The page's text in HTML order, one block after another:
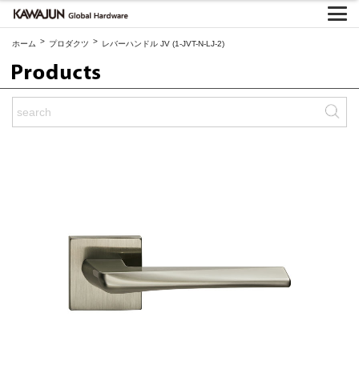
ホーム > プロダクツ > レバーハンドル JV (1-JVT-N-LJ-2)